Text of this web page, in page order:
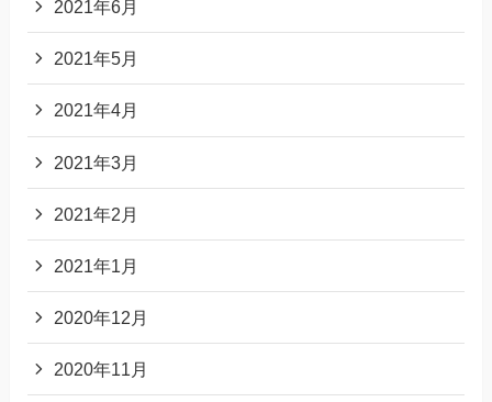
2021年6月
2021年5月
2021年4月
2021年3月
2021年2月
2021年1月
2020年12月
2020年11月